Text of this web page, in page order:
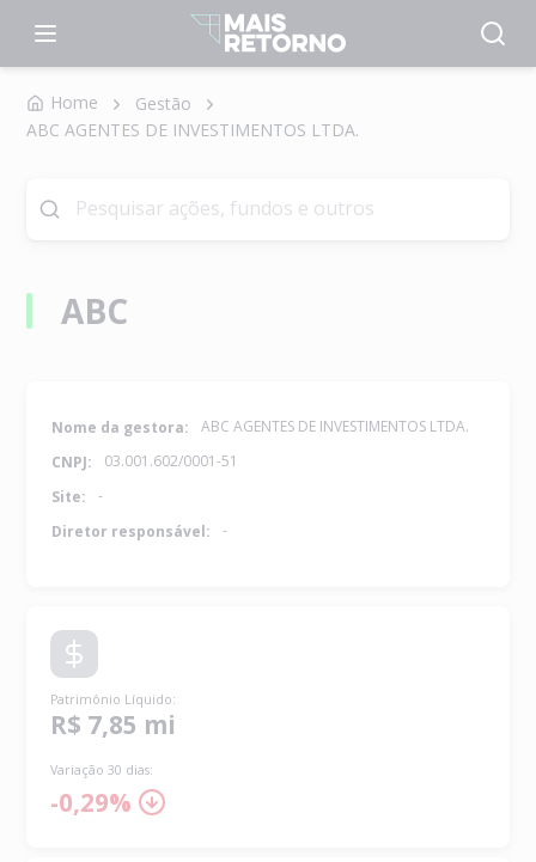
Home
Gestão
ABC AGENTES DE INVESTIMENTOS LTDA.
ABC
Nome da gestora:
ABC AGENTES DE INVESTIMENTOS LTDA.
CNPJ:
03.001.602/0001-51
Site:
-
Diretor responsável:
-
Patrimônio Líquido:
R$ 7,85 mi
Variação 30 dias:
-0,29%